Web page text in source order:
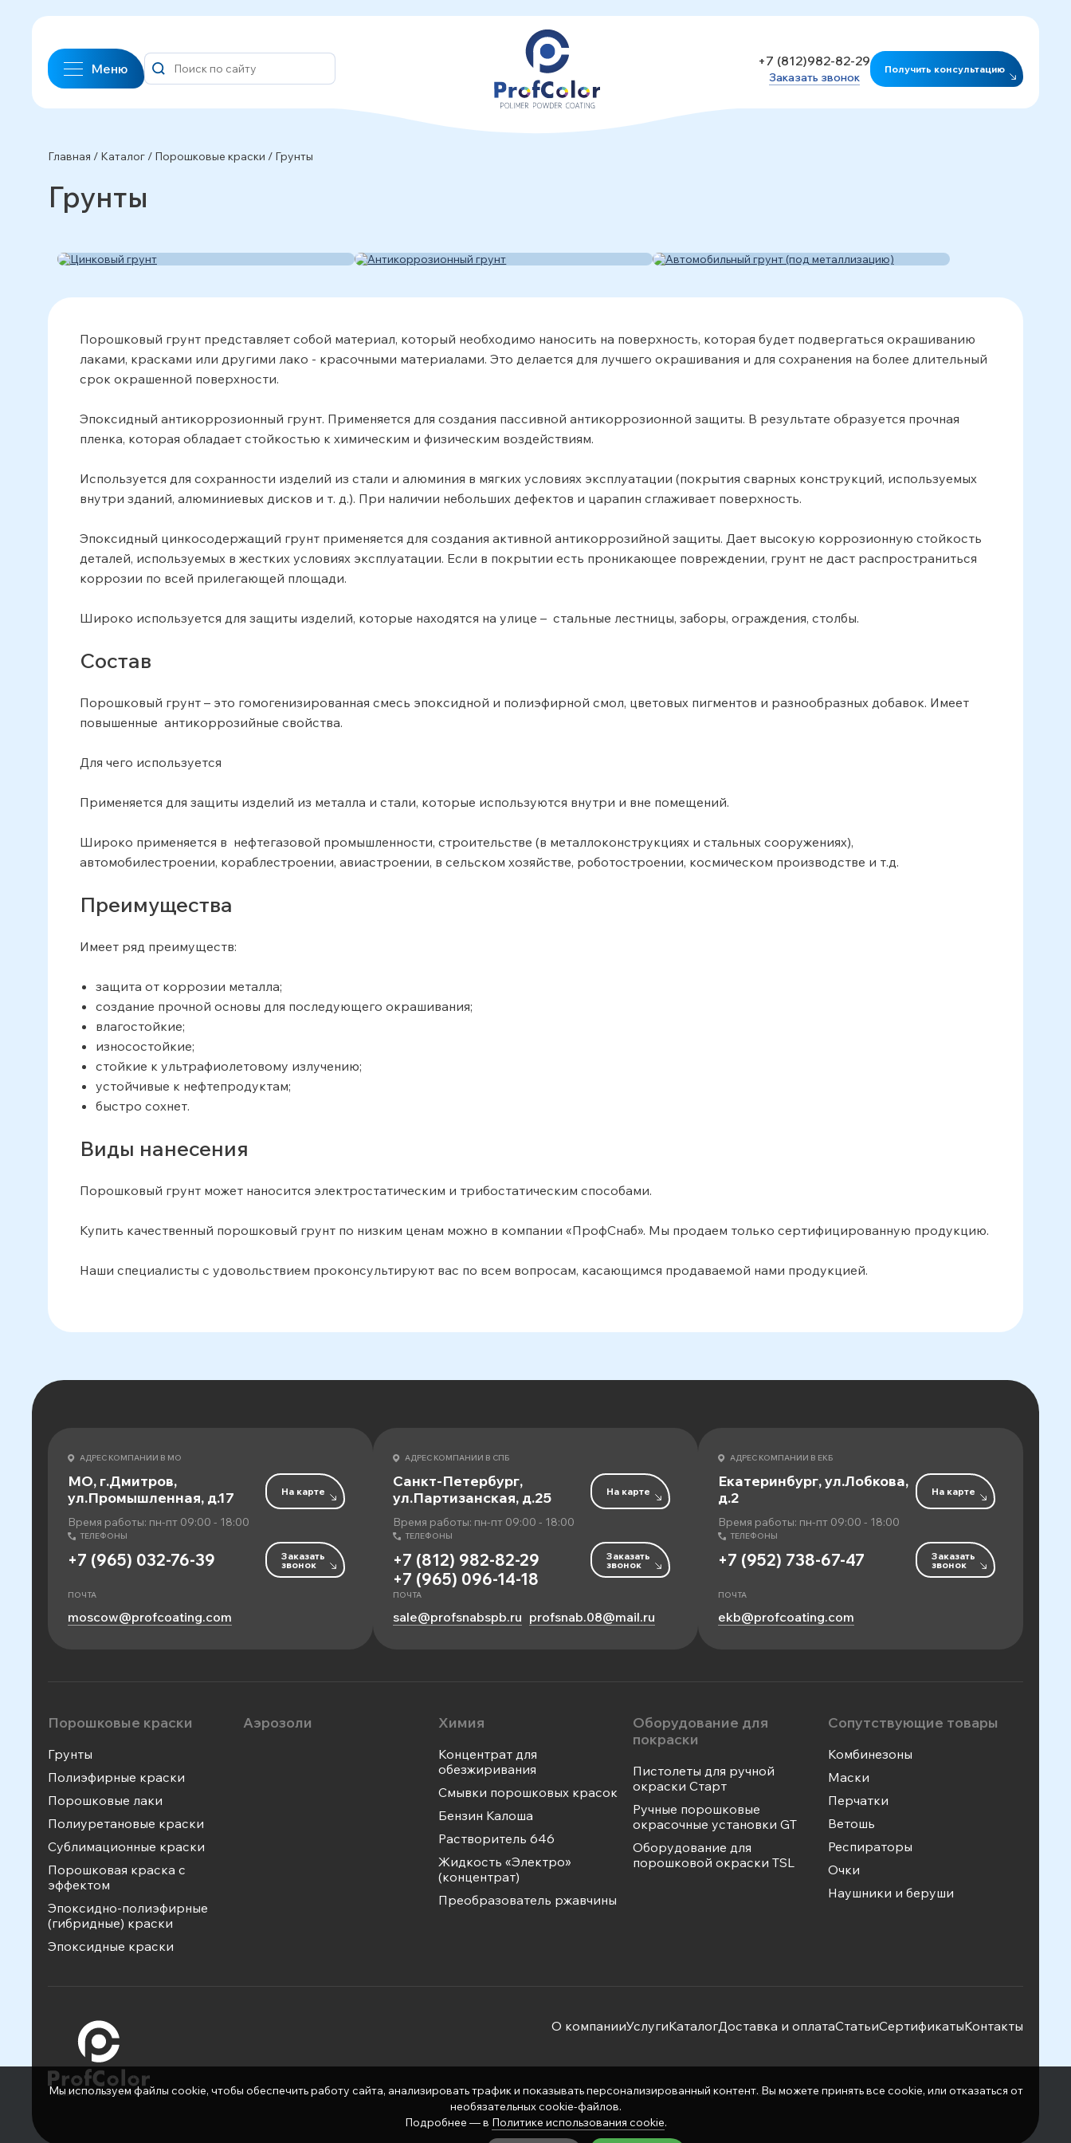
Меню
+7 (812)982-82-29
Заказать звонок
Получить консультацию
Главная / Каталог / Порошковые краски / Грунты
Грунты
Порошковый грунт представляет собой материал, который необходимо наносить на поверхность, которая будет подвергаться окрашиванию
лаками, красками или другими лако - красочными материалами. Это делается для лучшего окрашивания и для сохранения на более длительный
срок окрашенной поверхности.
Эпоксидный антикоррозионный грунт. Применяется для создания пассивной антикоррозионной защиты. В результате образуется прочная
пленка, которая обладает стойкостью к химическим и физическим воздействиям.
Используется для сохранности изделий из стали и алюминия в мягких условиях эксплуатации (покрытия сварных конструкций, используемых
внутри зданий, алюминиевых дисков и т. д.). При наличии небольших дефектов и царапин сглаживает поверхность.
Эпоксидный цинкосодержащий грунт применяется для создания активной антикоррозийной защиты. Дает высокую коррозионную стойкость
деталей, используемых в жестких условиях эксплуатации. Если в покрытии есть проникающее повреждении, грунт не даст распространиться
коррозии по всей прилегающей площади.
Широко используется для защиты изделий, которые находятся на улице – стальные лестницы, заборы, ограждения, столбы.
Состав
Порошковый грунт – это гомогенизированная смесь эпоксидной и полиэфирной смол, цветовых пигментов и разнообразных добавок. Имеет
повышенные антикоррозийные свойства.
Для чего используется
Применяется для защиты изделий из металла и стали, которые используются внутри и вне помещений.
Широко применяется в нефтегазовой промышленности, строительстве (в металлоконструкциях и стальных сооружениях),
автомобилестроении, кораблестроении, авиастроении, в сельском хозяйстве, роботостроении, космическом производстве и т.д.
Преимущества
Имеет ряд преимуществ:
защита от коррозии металла;
создание прочной основы для последующего окрашивания;
влагостойкие;
износостойкие;
стойкие к ультрафиолетовому излучению;
устойчивые к нефтепродуктам;
быстро сохнет.
Виды нанесения
Порошковый грунт может наносится электростатическим и трибостатическим способами.
Купить качественный порошковый грунт по низким ценам можно в компании «ПрофСнаб». Мы продаем только сертифицированную продукцию.
Наши специалисты с удовольствием проконсультируют вас по всем вопросам, касающимся продаваемой нами продукцией.
АДРЕС КОМПАНИИ В МО
МО, г.Дмитров,
ул.Промышленная, д.17
Время работы: пн-пт 09:00 - 18:00
На карте
ТЕЛЕФОНЫ
+7 (965) 032-76-39 Заказать
звонок
ПОЧТА
moscow@profcoating.com
АДРЕС КОМПАНИИ В СПБ
Санкт-Петербург,
ул.Партизанская, д.25
Время работы: пн-пт 09:00 - 18:00
На карте
ТЕЛЕФОНЫ
+7 (812) 982-82-29
+7 (965) 096-14-18
Заказать
звонок
ПОЧТА
sale@profsnabspb.ru profsnab.08@mail.ru
АДРЕС КОМПАНИИ В ЕКБ
Екатеринбург, ул.Лобкова,
д.2
Время работы: пн-пт 09:00 - 18:00
На карте
ТЕЛЕФОНЫ
+7 (952) 738-67-47 Заказать
звонок
ПОЧТА
ekb@profcoating.com
Порошковые краски
Грунты
Полиэфирные краски
Порошковые лаки
Полиуретановые краски
Сублимационные краски
Порошковая краска с
эффектом
Эпоксидно-полиэфирные
(гибридные) краски
Эпоксидные краски
Аэрозоли Химия
Концентрат для
обезжиривания
Смывки порошковых красок
Бензин Калоша
Растворитель 646
Жидкость «Электро»
(концентрат)
Преобразователь ржавчины
Оборудование для
покраски
Пистолеты для ручной
окраски Старт
Ручные порошковые
окрасочные установки GT
Оборудование для
порошковой окраски TSL
Сопутствующие товары
Комбинезоны
Маски
Перчатки
Ветошь
Респираторы
Очки
Наушники и беруши
О компанииУслугиКаталогДоставка и оплатаСтатьиСертификатыКонтакты
Copyright © 2026 ООО «ПрофСнаб»Написать нам
Мы используем файлы cookie, чтобы обеспечить работу сайта, анализировать трафик и показывать персонализированный контент. Вы можете принять все cookie, или отказаться от
необязательных cookie-файлов.
Подробнее — в Политике использования cookie.